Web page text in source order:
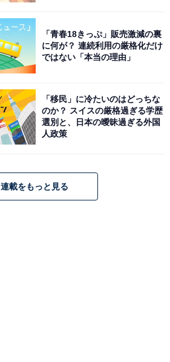
「青春18きっぷ」販売激減の裏
に何が？ 連続利用の厳格化だけ
ではない「本当の理由」
「移民」に冷たいのはどっちな
のか？ スイスの厳格過ぎる学歴
選別と、日本の曖昧過ぎる外国
人政策
連載をもっと見る